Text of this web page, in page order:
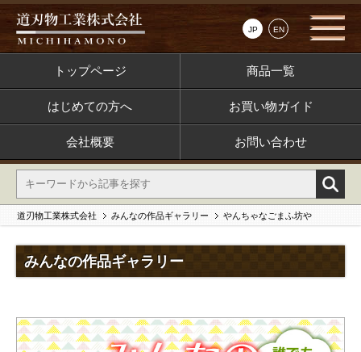
JP EN
トップページ 商品一覧
はじめての方へ お買い物ガイド
会社概要 お問い合わせ
道刃物工業株式会社 みんなの作品ギャラリー やんちゃなごまふ坊や
みんなの作品ギャラリー